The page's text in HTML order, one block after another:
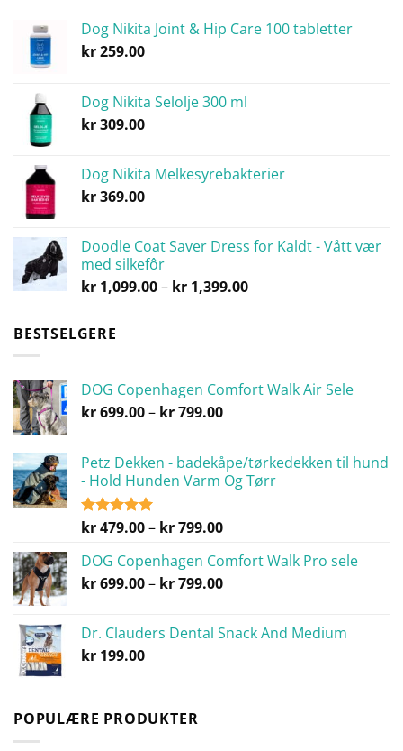
Dog Nikita Joint & Hip Care 100 tabletter
kr259.00
Dog Nikita Selolje 300 ml
kr309.00
Dog Nikita Melkesyrebakterier
kr369.00
Doodle Coat Saver Dress for Kaldt - Vått vær
med silkefôr
kr 1,099.00– kr 1,399.00Prisområde:
BESTSELGERE
DOG Copenhagen Comfort Walk Air Sele
kr699.00– kr799.00Prisområde:
kr 799.00
Petz Dekken - badekåpe/tørkedekken til hund
- Hold Hunden Varm Og Tørr
Vurdert
kr479.00– kr799.00Prisområde:
til
kr 799.00
DOG Copenhagen Comfort Walk Pro sele
kr699.00– kr799.00Prisområde:
kr 799.00
Dr. Clauders Dental Snack And Medium
kr 199.00
POPULÆRE PRODUKTER